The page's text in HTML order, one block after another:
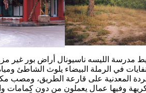
مدرسة الليسه ناسيونال أراض بور غير
في الرملة البيضاء يلوث الشاطئ
المعدنية على قارعة الطريق، ومصب
كريهة وفيها عمال يعملون من دون كمامات